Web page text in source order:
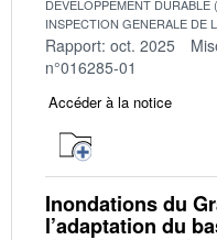
DEVELOPPEMENT DURABLE
INSPECTION GENERALE DE
Rapport: oct. 2025
n°016285-01
Accéder à la notice
Inondations du
l’adaptation du